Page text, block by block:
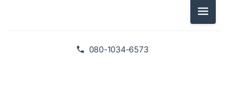
080-1034-6573
メニュ